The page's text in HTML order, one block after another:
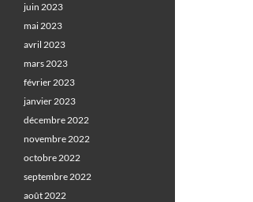
juin 2023
mai 2023
avril 2023
mars 2023
février 2023
janvier 2023
décembre 2022
novembre 2022
octobre 2022
septembre 2022
août 2022